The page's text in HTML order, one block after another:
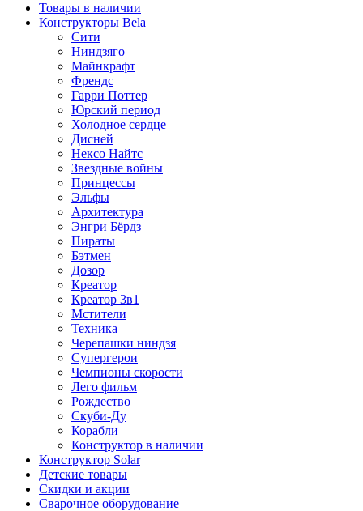
Товары в наличии
Конструкторы Bela
Сити
Ниндзяго
Майнкрафт
Френдс
Гарри Поттер
Юрский период
Холодное сердце
Дисней
Нексо Найтс
Звездные войны
Принцессы
Эльфы
Архитектура
Энгри Бёрдз
Пираты
Бэтмен
Дозор
Креатор
Креатор 3в1
Мстители
Техника
Черепашки ниндзя
Супергерои
Чемпионы скорости
Лего фильм
Рождество
Скуби-Ду
Корабли
Конструктор в наличии
Конструктор Solar
Детские товары
Скидки и акции
Сварочное оборудование